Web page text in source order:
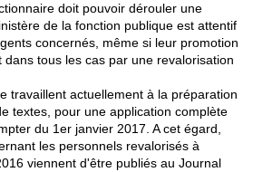
doit pouvoir dérouler une
de la fonction publique est attentif
concernés, même si leur promotion
tous les cas par une revalorisation
travaillent actuellement à la préparation
textes, pour une application complète
du 1er janvier 2017. A cet égard,
les personnels revalorisés à
viennent d'être publiés au Journal